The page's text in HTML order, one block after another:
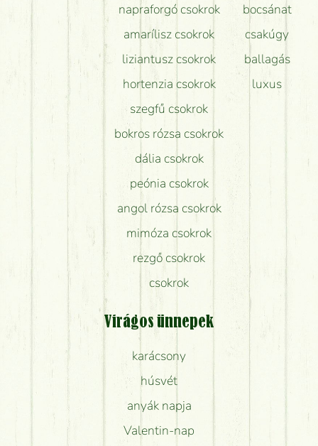
napraforgó csokrok
amarílisz csokrok
liziantusz csokrok
hortenzia csokrok
szegfű csokrok
bokros rózsa csokrok
dália csokrok
peónia csokrok
angol rózsa csokrok
mimóza csokrok
rezgő csokrok
csokrok
bocsánat
csakúgy
ballagás
luxus
Virágos ünnepek
karácsony
húsvét
anyák napja
Valentin-nap